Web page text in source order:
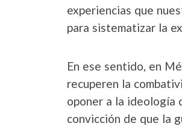
experiencias que
para sistematizar la
En ese sentido, en
recuperen la
oponer a la ideología
convicción de que la